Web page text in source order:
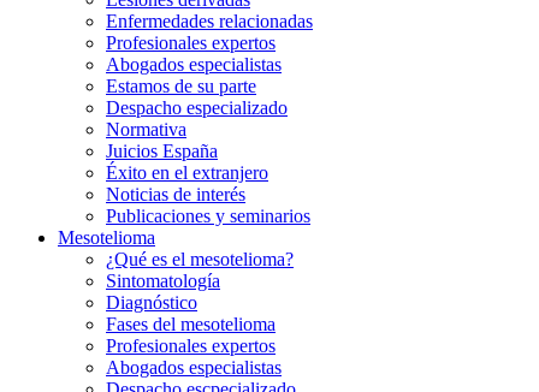
Enfermedades relacionadas
Profesionales expertos
Abogados especialistas
Estamos de su parte
Despacho especializado
Normativa
Juicios España
Éxito en el extranjero
Noticias de interés
Publicaciones y seminarios
Mesotelioma
¿Qué es el mesotelioma?
Sintomatología
Diagnóstico
Fases del mesotelioma
Profesionales expertos
Abogados especialistas